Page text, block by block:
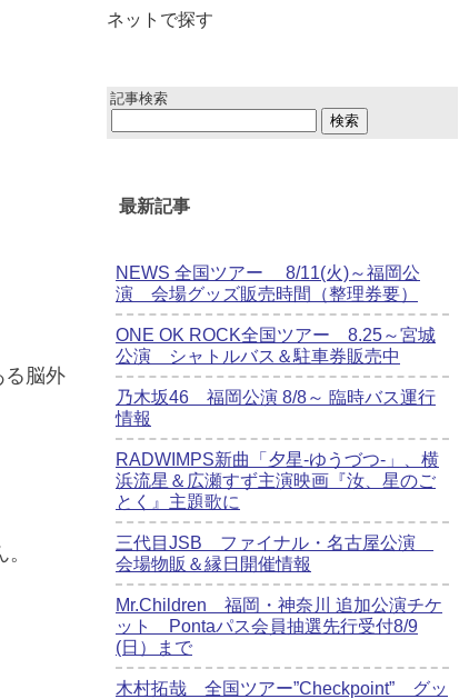
る脳外
ネットで探す
記事検索
最新記事
NEWS 全国ツアー 8/11(火)～福岡公
演 会場グッズ販売時間（整理券要）
ONE OK ROCK全国ツアー 8.25～宮城
公演 シャトルバス＆駐車券販売中
乃木坂46 福岡公演 8/8～ 臨時バス運行
情報
RADWIMPS新曲「夕星-ゆうづつ-」、横
浜流星＆広瀬すず主演映画『汝、星のご
とく』主題歌に
三代目JSB ファイナル・名古屋公演
会場物販＆縁日開催情報
Mr.Children 福岡・神奈川 追加公演チケ
ット Pontaパス会員抽選先行受付8/9
(日）まで
木村拓哉 全国ツアー”Checkpoint” グッ